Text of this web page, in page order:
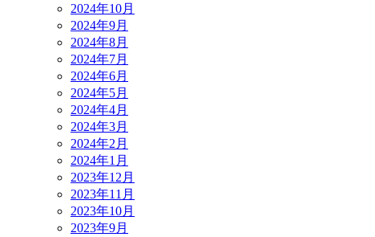
2024年10月
2024年9月
2024年8月
2024年7月
2024年6月
2024年5月
2024年4月
2024年3月
2024年2月
2024年1月
2023年12月
2023年11月
2023年10月
2023年9月